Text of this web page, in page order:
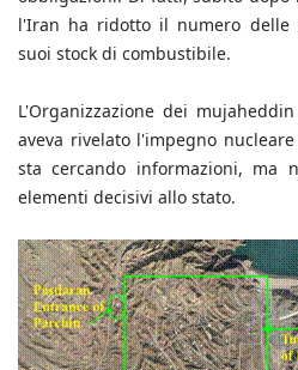
l'Iran ha ridotto il numero delle
suoi stock di combustibile.
L'Organizzazione dei
aveva rivelato l'impegno
sta cercando informazioni, ma
elementi decisivi allo stato.